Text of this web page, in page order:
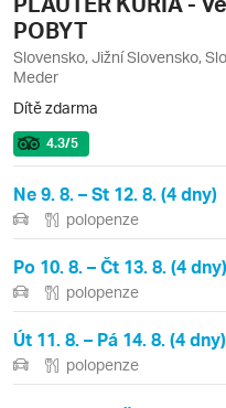
POBYT
Slovensko, Jižní Slovensko,
Meder
Dítě zdarma
4.3/5
Ne 9. 8. – St 12. 8. (4 dny)
polopenze
Po 10. 8. – Čt 13. 8. (4 dny)
polopenze
Út 11. 8. – Pá 14. 8. (4 dny)
polopenze